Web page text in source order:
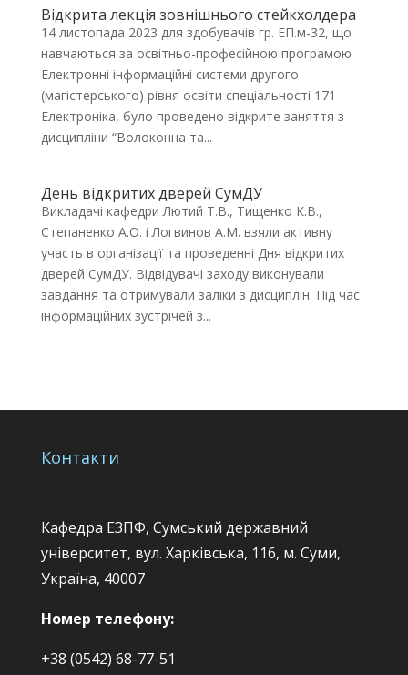
Відкрита лекція зовнішнього стейкхолдера
14 листопада 2023 для здобувачів гр. ЕП.м-32, що
навчаються за освітньо-професійною програмою
Електронні інформаційні системи другого
(магістерського) рівня освіти спеціальності 171
Електроніка, було проведено відкрите заняття з
дисципліни “Волоконна та...
День відкритих дверей СумДУ
Викладачі кафедри Лютий Т.В., Тищенко К.В.,
Степаненко А.О. і Логвинов А.М. взяли активну
участь в організації та проведенні Дня відкритих
дверей СумДУ. Відвідувачі заходу виконували
завдання та отримували заліки з дисциплін. Під час
інформаційних зустрічей з...
Контакти
Кафедра ЕЗПФ, Сумський державний
університет, вул. Харківська, 116, м. Суми,
Україна, 40007
Номер телефону:
+38 (0542) 68-77-51